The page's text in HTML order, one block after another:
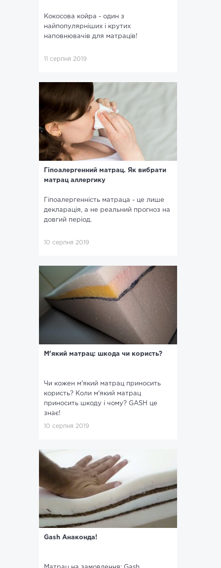
Кокосова койра - один з
найпопулярніших і крутих
наповнювачів для матраців!
11 серпня 2019
Гіпоалергенний матрац. Як вибрати
матрац аллергику
Гіпоалергенність матраца - це лише
декларація, а не реальний прогноз на
довгий період.
10 серпня 2019
М'який матрац: шкода чи користь?
Чи кожен м'який матрац приносить
користь? Коли м'який матрац
приносить шкоду і чому? GASH це
знає!
10 серпня 2019
Gash Анаконда!